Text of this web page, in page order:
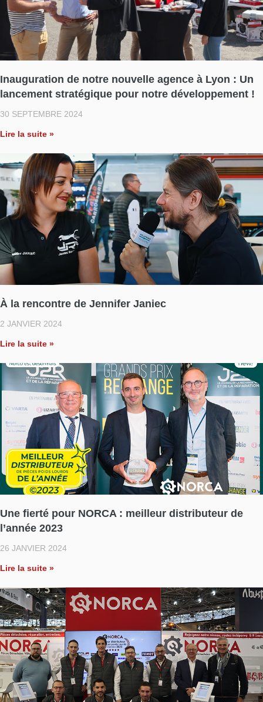
Inauguration de notre nouvelle agence à Lyon : Un
lancement stratégique pour notre développement !
30 SEPTEMBRE 2024
Lire la suite »
À la rencontre de Jennifer Janiec
2 JANVIER 2024
Lire la suite »
Une fierté pour NORCA : meilleur distributeur de
l’année 2023
26 JANVIER 2024
Lire la suite »